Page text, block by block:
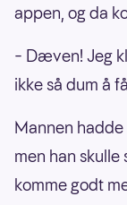
appen, og da
– Dæven! Jeg
ikke så dum å
Mannen
men han
komme godt